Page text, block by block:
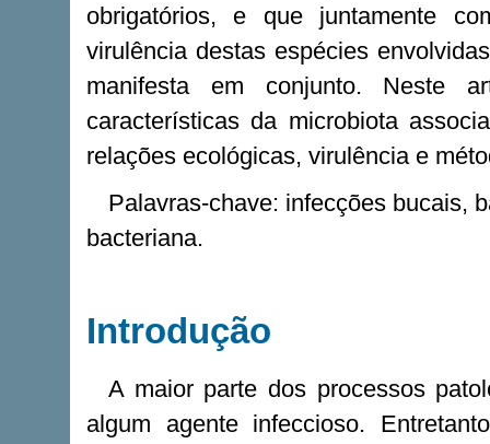
obrigatórios, e que juntamente
virulência destas espécies
manifesta em conjunto. Neste
características da microbiota
relações ecológicas, virulência e
Palavras-chave: infecções bucais,
bacteriana.
Introdução
A maior parte dos processos
algum agente infeccioso.